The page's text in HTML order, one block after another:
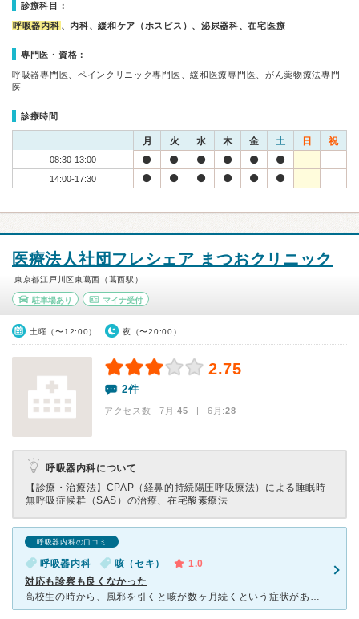
診療科目：
呼吸器内科 、内科、緩和ケア（ホスピス）、泌尿器科、在宅医療
専門医・資格：
呼吸器専門医、ペインクリニック専門医、緩和医療専門医、がん薬物療法専門
医
診療時間
月 火 水 木 金 土 日 祝
08:30-13:00
14:00-17:30
医療法人社団フレシェア まつおクリニック
東京都江戸川区東葛西（葛西駅）
駐車場あり マイナ受付
土曜（〜12:00） 夜（〜20:00）
2.75
2件
アクセス数 7月:45 | 6月:28
呼吸器内科について
【診療・治療法】 CPAP（経鼻的持続陽圧呼吸療法）による睡眠時
無呼吸症候群（SAS）の治療、在宅酸素療法
呼吸器内科の口コミ
呼吸器内科 咳（セキ）
1.0
対応も診察も良くなかった
高校生の時から、風邪を引くと咳が数ヶ月続くという症状があり、ひどいときは咳をした瞬間吐きそうになったり、肋骨が折れそうな位痛くなったりした。 内科で薬をもらっても効かず、近所の呼吸器科を調べたら、呼